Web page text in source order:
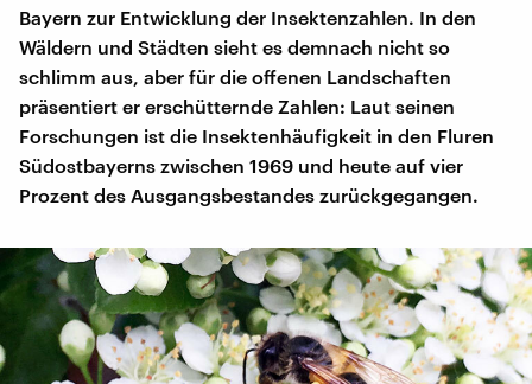
Bayern zur Entwicklung der Insektenzahlen. In den
Wäldern und Städten sieht es demnach nicht so
schlimm aus, aber für die offenen Landschaften
präsentiert er erschütternde Zahlen: Laut seinen
Forschungen ist die Insektenhäufigkeit in den Fluren
Südostbayerns zwischen 1969 und heute auf vier
Prozent des Ausgangsbestandes zurückgegangen.